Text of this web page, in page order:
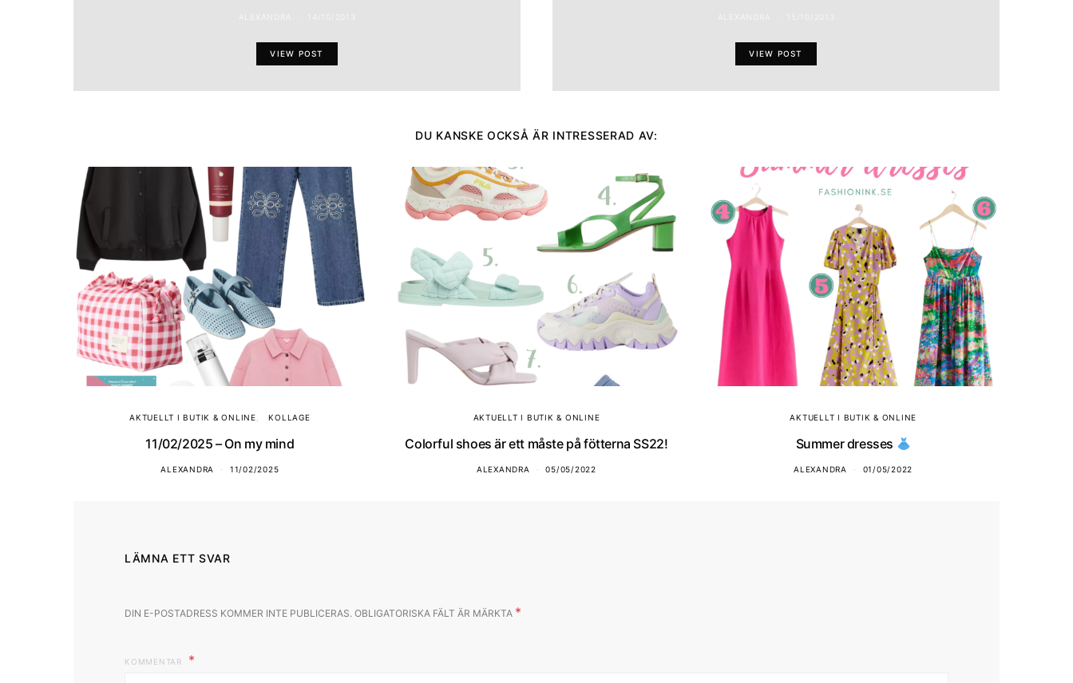
VIEW POST VIEW POST
DU KANSKE OCKSÅ ÄR INTRESSERAD AV:
AKTUELLT I BUTIK & ONLINE KOLLAGE
11/02/2025 – On my mind
ALEXANDRA 11/02/2025
AKTUELLT I BUTIK & ONLINE
Colorful shoes är ett måste på fötterna SS22!
ALEXANDRA 05/05/2022
AKTUELLT I BUTIK & ONLINE
Summer dresses
ALEXANDRA 01/05/2022
LÄMNA ETT SVAR
DIN E-POSTADRESS KOMMER INTE PUBLICERAS. OBLIGATORISKA FÄLT ÄR MÄRKTA *
KOMMENTAR